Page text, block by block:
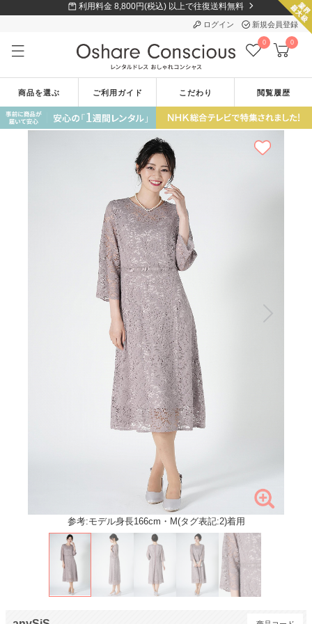
利用料金 8,800円(税込) 以上で往復送料無料
ログイン 新規会員登録
0 0
商品を選ぶ ご利用ガイド こだわり 閲覧履歴
参考:モデル身長166cm・M(タグ表記:2)着用